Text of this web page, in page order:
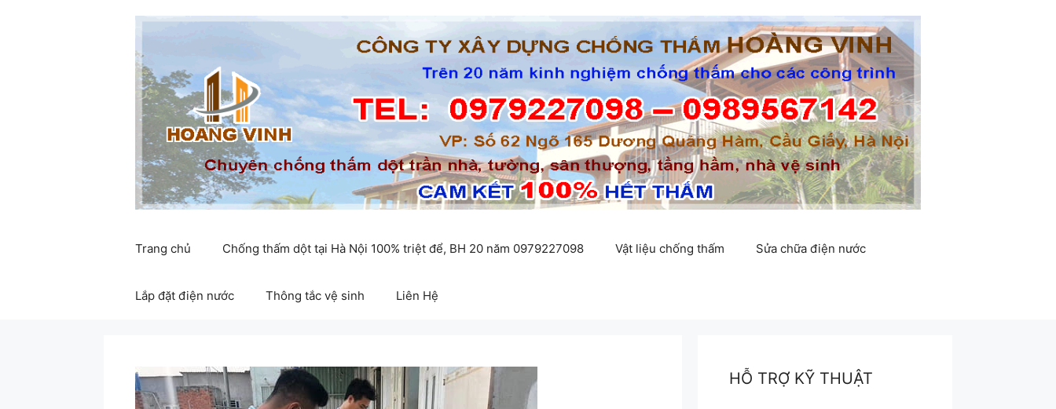
Trang chủ Chống thấm dột tại Hà Nội 100% triệt để, BH 20 năm 0979227098 Vật liệu chống thấm Sửa chữa điện nước
Lắp đặt điện nước Thông tắc vệ sinh Liên Hệ
HỖ TRỢ KỸ THUẬT